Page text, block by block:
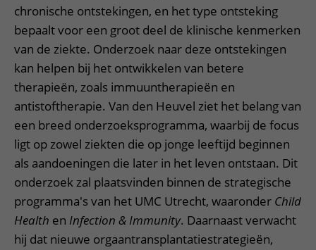
chronische ontstekingen, en het type ontsteking
bepaalt voor een groot deel de klinische kenmerken
van de ziekte. Onderzoek naar deze ontstekingen
kan helpen bij het ontwikkelen van betere
therapieën, zoals immuuntherapieën en
antistoftherapie. Van den Heuvel ziet het belang van
een breed onderzoeksprogramma, waarbij de focus
ligt op zowel ziekten die op jonge leeftijd beginnen
als aandoeningen die later in het leven ontstaan. Dit
onderzoek zal plaatsvinden binnen de strategische
programma's van het UMC Utrecht, waaronder Child
Health en Infection & Immunity. Daarnaast verwacht
hij dat nieuwe orgaantransplantatiestrategieën,